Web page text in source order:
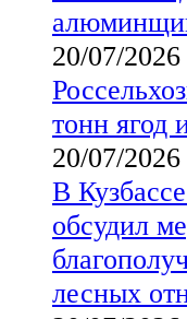
20/07/
тонн ягод
20/07/
В
обсудил
лесных